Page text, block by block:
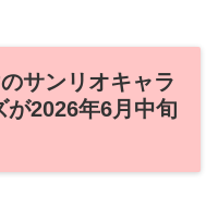
サンリオキャラ
が2026年6月中旬